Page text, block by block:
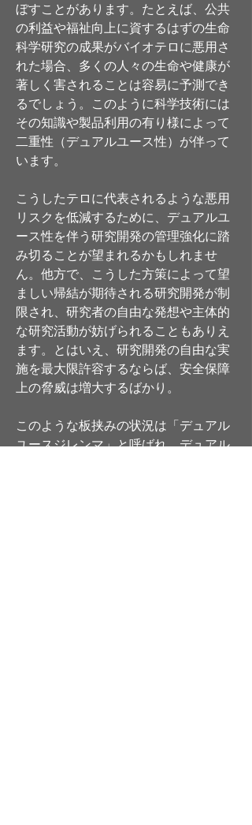
ぼすことがあります。たとえば、公共
の利益や福祉向上に資するはずの生命
科学研究の成果がバイオテロに悪用さ
れた場合、多くの人々の生命や健康が
著しく害されることは容易に予測でき
るでしょう。このように科学技術には
その知識や製品利用の有り様によって
二重性（デュアルユース性）が伴って
います。
こうしたテロに代表されるような悪用
リスクを低減するために、デュアルユ
ース性を伴う研究開発の管理強化に踏
み切ることが望まれるかもしれませ
ん。他方で、こうした方策によって望
ましい帰結が期待される研究開発が制
限され、研究者の自由な発想や主体的
な研究活動が妨げられることもありえ
ます。とはいえ、研究開発の自由な実
施を最大限許容するならば、安全保障
上の脅威は増大するばかり。
このような板挟みの状況は「デュアル
ユースジレンマ」と呼ばれ、デュアル